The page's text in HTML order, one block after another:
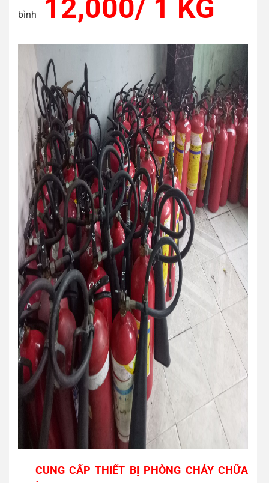
bình 12,000/ 1 KG
CUNG CẤP THIẾT BỊ PHÒNG CHÁY CHỮA